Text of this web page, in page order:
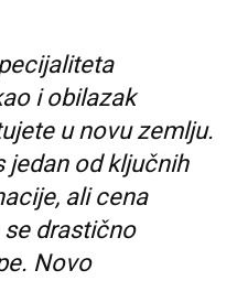
i obilazak
u novu zemlju.
jedan od ključnih
ali cena
drastično
Novo